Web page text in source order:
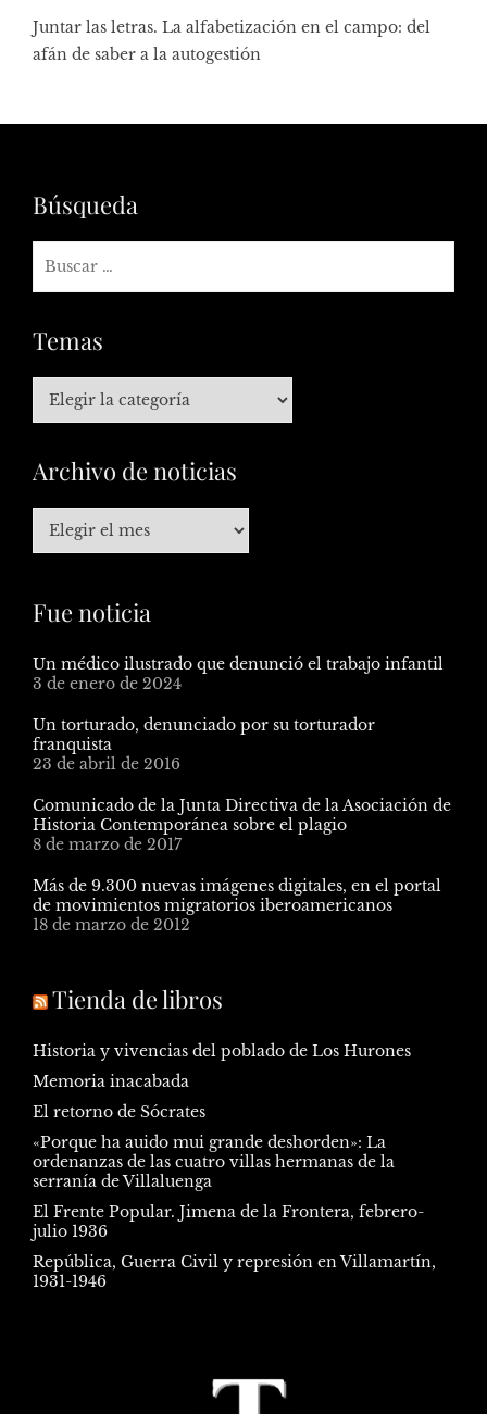
Juntar las letras. La alfabetización en el campo: del
afán de saber a la autogestión
Búsqueda
Temas
Archivo de noticias
Fue noticia
Un médico ilustrado que denunció el trabajo infantil
3 de enero de 2024
Un torturado, denunciado por su torturador
franquista
23 de abril de 2016
Comunicado de la Junta Directiva de la Asociación de
Historia Contemporánea sobre el plagio
8 de marzo de 2017
Más de 9.300 nuevas imágenes digitales, en el portal
de movimientos migratorios iberoamericanos
18 de marzo de 2012
Tienda de libros
Historia y vivencias del poblado de Los Hurones
Memoria inacabada
El retorno de Sócrates
«Porque ha auido mui grande deshorden»: La
ordenanzas de las cuatro villas hermanas de la
serranía de Villaluenga
El Frente Popular. Jimena de la Frontera, febrero-
julio 1936
República, Guerra Civil y represión en Villamartín,
1931-1946